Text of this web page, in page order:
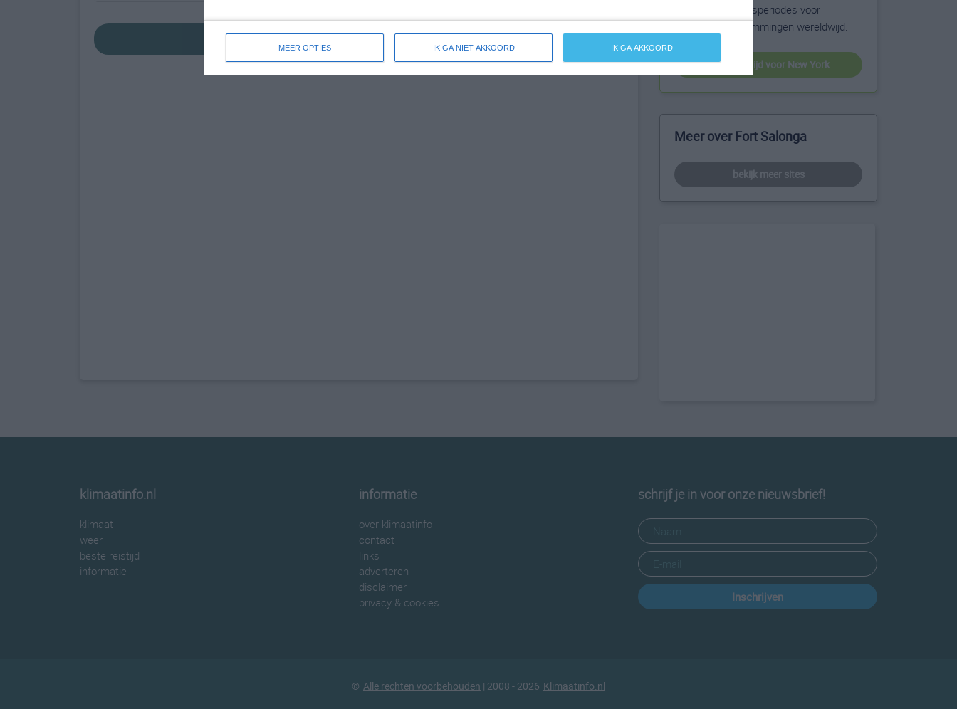
MEER OPTIES IK GA NIET AKKOORD IK GA AKKOORD
bekijk de uitgebreide weersverwachting voor Fort Salonga
over de beste reisperiodes voor
duizenden bestemmingen wereldwijd.
beste reistijd voor New York
Meer over Fort Salonga
bekijk meer sites
klimaatinfo.nl
klimaat
weer
beste reistijd
informatie
informatie
over klimaatinfo
contact
links
adverteren
disclaimer
privacy & cookies
schrijf je in voor onze nieuwsbrief!
Inschrijven
© Alle rechten voorbehouden | 2008 - 2026 Klimaatinfo.nl